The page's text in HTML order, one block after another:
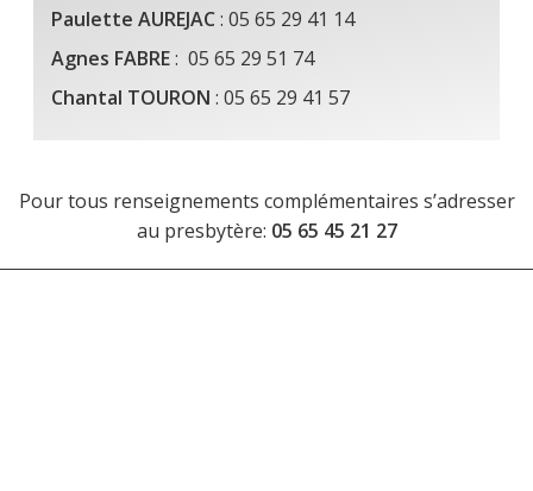
Paulette AUREJAC: 05 65 29 41 14
Agnes FABRE: 05 65 29 51 74
Chantal TOURON : 05 65 29 41 57
Pour tous renseignements complémentaires s’adresser
au presbytère: 05 65 45 21 27